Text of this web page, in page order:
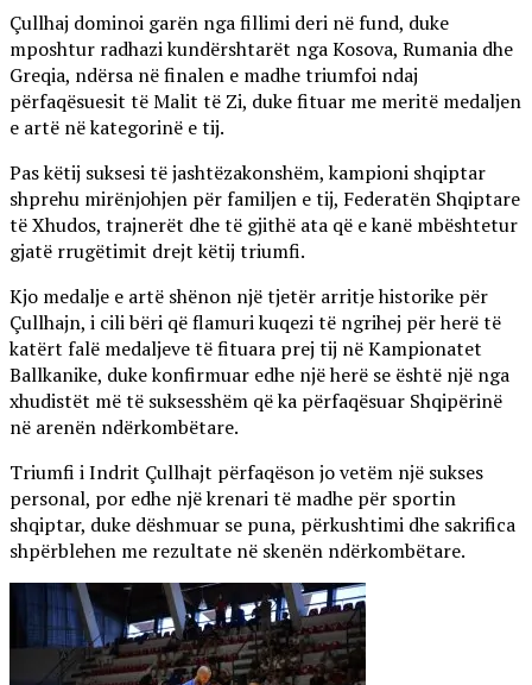
Çullhaj dominoi garën nga fillimi deri në fund, duke
mposhtur radhazi kundërshtarët nga Kosova, Rumania dhe
Greqia, ndërsa në finalen e madhe triumfoi ndaj
përfaqësuesit të Malit të Zi, duke fituar me meritë medaljen
e artë në kategorinë e tij.
Pas këtij suksesi të jashtëzakonshëm, kampioni shqiptar
shprehu mirënjohjen për familjen e tij, Federatën Shqiptare
të Xhudos, trajnerët dhe të gjithë ata që e kanë mbështetur
gjatë rrugëtimit drejt këtij triumfi.
Kjo medalje e artë shënon një tjetër arritje historike për
Çullhajn, i cili bëri që flamuri kuqezi të ngrihej për herë të
katërt falë medaljeve të fituara prej tij në Kampionatet
Ballkanike, duke konfirmuar edhe një herë se është një nga
xhudistët më të suksesshëm që ka përfaqësuar Shqipërinë
në arenën ndërkombëtare.
Triumfi i Indrit Çullhajt përfaqëson jo vetëm një sukses
personal, por edhe një krenari të madhe për sportin
shqiptar, duke dëshmuar se puna, përkushtimi dhe sakrifica
shpërblehen me rezultate në skenën ndërkombëtare.